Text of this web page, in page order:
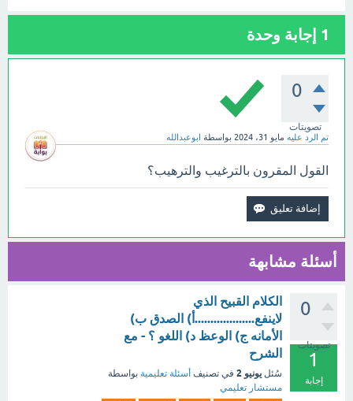
1 إجابة وحدة
0
تصويتات
تم الرد عليه مايو 31، 2024 بواسطة ابوعبدالله
القول المقرون بالترغيب والترهيب؟
أسئلة مشابهة
0
تصويتات
1
إجابة
الكلام القبيح الذي
لاينفع...................أ) الصدق ب)
الأمانه ج) الوعظ د) اللغو ؟ - مع
الشرح
سُئل يونيو 2 في تصنيف أسئلة تعليمية بواسطة
مستشار تعليمي